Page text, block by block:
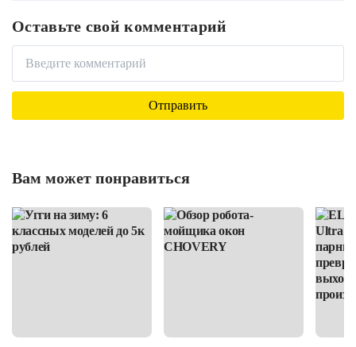
Оставьте свой комментарий
Вам может понравиться